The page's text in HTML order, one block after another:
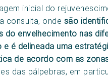
inicial do
consulta, onde são
do envelhecimento nas
e é delineada uma
de acordo com as
das pálpebras, em